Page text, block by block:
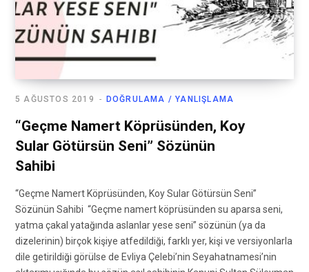
DOĞRULAMA / YANLIŞLAMA
5 AĞUSTOS 2019
“Geçme Namert Köprüsünden, Koy
Sular Götürsün Seni” Sözünün
Sahibi
“Geçme Namert Köprüsünden, Koy Sular Götürsün Seni”
Sözünün Sahibi “Geçme namert köprüsünden su aparsa seni,
yatma çakal yatağında aslanlar yese seni” sözünün (ya da
dizelerinin) birçok kişiye atfedildiği, farklı yer, kişi ve versiyonlarla
dile getirildiği görülse de Evliya Çelebi’nin Seyahatnamesi’nin